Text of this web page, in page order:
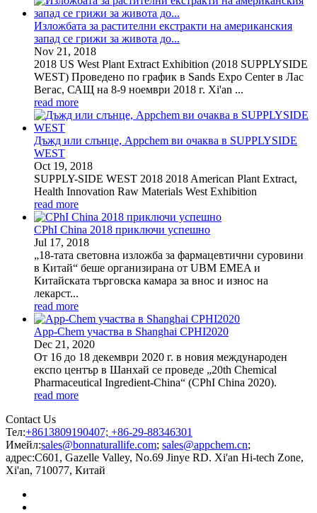
Изложбата за растителни екстракти на американския
запад се грижи за живота до...
Nov 21 , 2018
2018 US West Plant Extract Exhibition (2018 SUPPLYSIDE
WEST) Проведено по график в Sands Expo Center в Лас
Вегас, САЩ на 8-9 ноември 2018 г. Xi'an ...
read more
​Дъжд или слънце, Appchem ви очаква в SUPPLYSIDE
WEST
Oct 19, 2018
SUPPLY-SIDE WEST 2018 2018 American Plant Extract,
Health Innovation Raw Materials West Exhibition
read more
CPhI China 2018 приключи успешно
Jul 17, 2018
„18-тата световна изложба за фармацевтични суровини
в Китай“ беше организирана от UBM EMEA и
Китайската търговска камара за внос и износ на
лекарст...
read more
App-Chem участва в Shanghai CPHI2020
Dec 21 , 2020
От 16 до 18 декември 2020 г. в новия международен
експо център в Шанхай се проведе „20th Chemical
Pharmaceutical Ingredient-China“ (CPhI China 2020).
read more
Contact Us
Тел:+8613809190407; +86-29-88346301
Имейл:sales@bonnaturallife.com; sales@appchem.cn;
адрес:C601, Gazelle Valley, No.69 Jinye RD. Xi'an Hi-tech Zone,
Xi'an, 710077, Китай